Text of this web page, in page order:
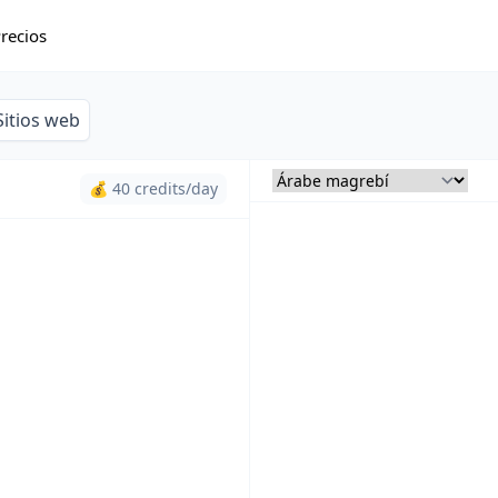
web
💰 40 credits/day